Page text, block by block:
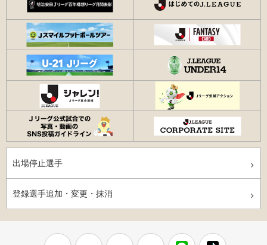
出場停止選手
登録選手追加・変更・抹消